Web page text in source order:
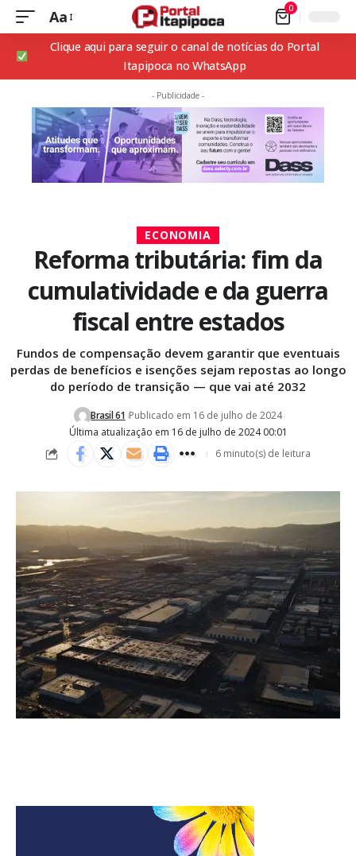
Aa 0
Clique aqui para seguir o canal de notícias do Portal
Itapipoca no WhatsApp
- Publicidade -
ECONOMIA
Reforma tributária: fim da
cumulatividade e da guerra
fiscal entre estados
Fundos de compensação devem garantir que eventuais
perdas de benefícios e isenções sejam repostas ao longo
do período de transição — que vai até 2032
Última atualização em 16 de julho de 2024 00:01
Brasil 61 Publicado em 16 de julho de 2024
6 minuto(s) de leitura